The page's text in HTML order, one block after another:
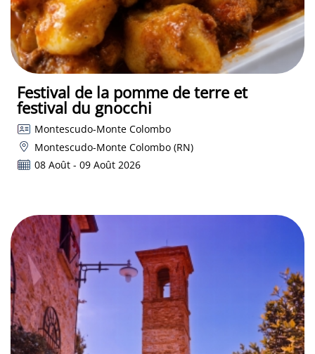
Festival de la pomme de terre et
festival du gnocchi
Montescudo-Monte Colombo
Montescudo-Monte Colombo (RN)
08 Août - 09 Août 2026